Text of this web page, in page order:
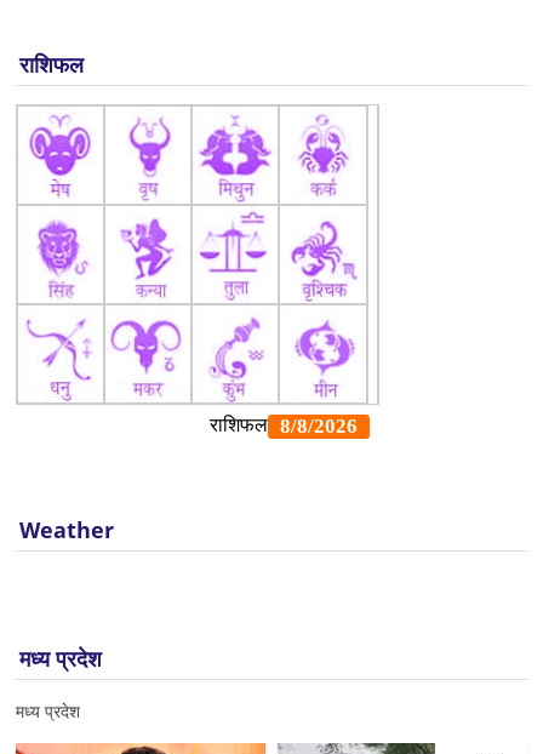
राशिफल
Weather
मध्य प्रदेश
मध्य प्रदेश